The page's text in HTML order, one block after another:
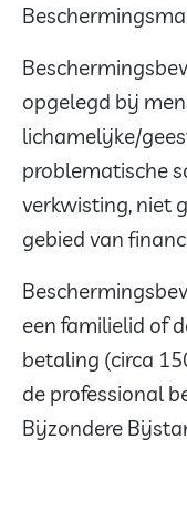
opgelegd bij
lichamelijke/
problematische
verkwisting, niet
gebied van
een familielid of
betaling (circa
de professional
Bijzondere